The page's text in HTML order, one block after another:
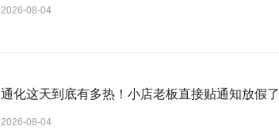
2026-08-04
通化这天到底有多热！小店老板直接贴通知放假了
2026-08-04